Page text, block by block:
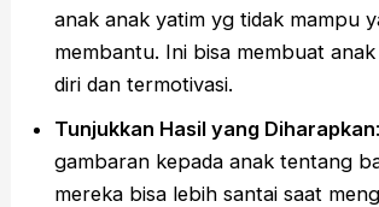
anak anak yatim yg tidak mampu
membantu. Ini bisa membuat
diri dan termotivasi.
Tunjukkan Hasil yang Diharapkan
gambaran kepada anak tentang
mereka bisa lebih santai saat